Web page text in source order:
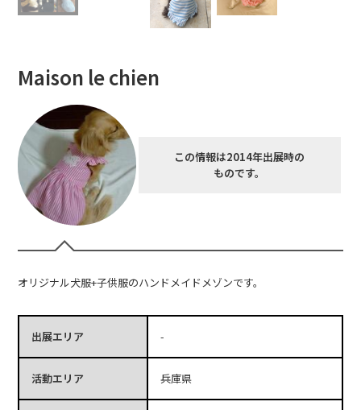
Maison le chien
この情報は2014年出展時の
ものです。
オリジナル犬服+子供服のハンドメイドメゾンです。
出展エリア -
活動エリア 兵庫県